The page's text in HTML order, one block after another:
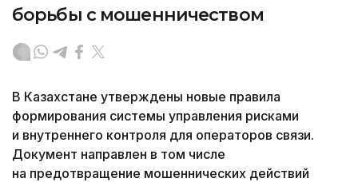
борьбы с мошенничеством
В Казахстане утверждены новые правила
формирования системы управления рисками
и внутреннего контроля для операторов связи.
Документ направлен в том числе
на предотвращение мошеннических действий